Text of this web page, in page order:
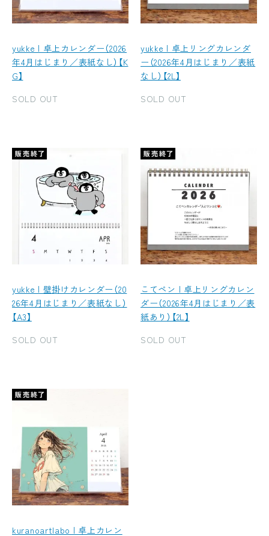
yukke | 卓上カレンダー（2026
年4月はじまり／表紙なし）【K
G】
SOLD OUT
yukke | 卓上リングカレンダ
ー（2026年4月はじまり／表紙
なし）【2L】
SOLD OUT
yukke | 壁掛けカレンダー（20
26年4月はじまり／表紙なし）
【A3】
SOLD OUT
こてペン | 卓上リングカレン
ダー（2026年4月はじまり／表
紙あり）【2L】
SOLD OUT
kuranoartlabo | 卓上カレン